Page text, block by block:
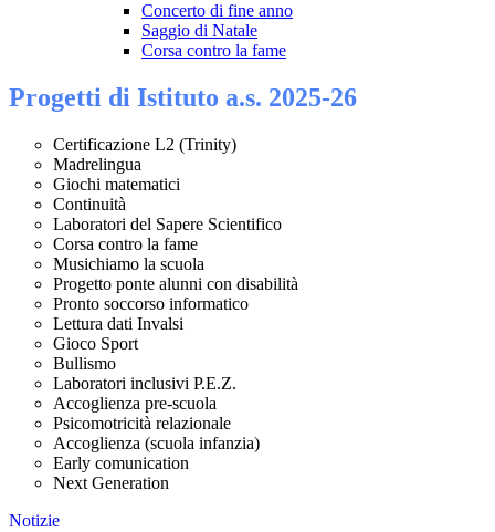
Concerto di fine anno
Saggio di Natale
Corsa contro la fame
Progetti di Istituto a.s. 2025-26
Certificazione L2 (Trinity)
Madrelingua
Giochi matematici
Continuità
Laboratori del Sapere Scientifico
Corsa contro la fame
Musichiamo la scuola
Progetto ponte alunni con disabilità
Pronto soccorso informatico
Lettura dati Invalsi
Gioco Sport
Bullismo
Laboratori inclusivi P.E.Z.
Accoglienza pre-scuola
Psicomotricità relazionale
Accoglienza (scuola infanzia)
Early comunication
Next Generation
Notizie